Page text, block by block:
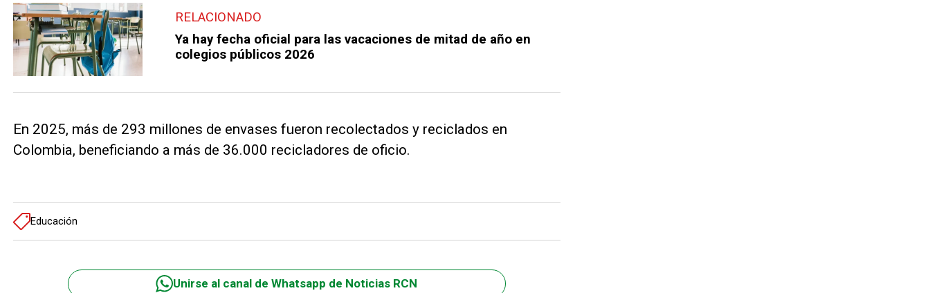
RELACIONADO
Ya hay fecha oficial para las vacaciones de mitad de año en
colegios públicos 2026
En 2025, más de 293 millones de envases fueron recolectados y reciclados en
Colombia, beneficiando a más de 36.000 recicladores de oficio.
Educación
Unirse al canal de Whatsapp de Noticias RCN